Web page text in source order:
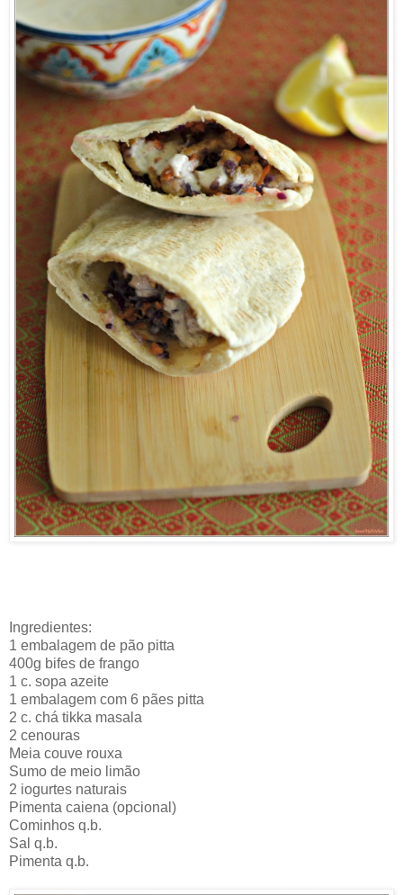
Ingredientes:
1 embalagem de pão pitta
400g bifes de frango
1 c. sopa azeite
1 embalagem com 6 pães pitta
2 c. chá tikka masala
2 cenouras
Meia couve rouxa
Sumo de meio limão
2 iogurtes naturais
Pimenta caiena (opcional)
Cominhos q.b.
Sal q.b.
Pimenta q.b.